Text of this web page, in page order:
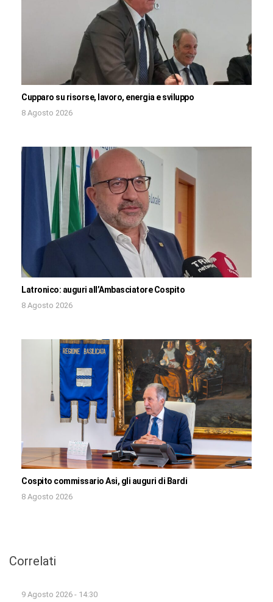
Cupparo su risorse, lavoro, energia e sviluppo
8 Agosto 2026
Latronico: auguri all’Ambasciatore Cospito
8 Agosto 2026
Cospito commissario Asi, gli auguri di Bardi
8 Agosto 2026
Correlati
9 Agosto 2026 - 14:30